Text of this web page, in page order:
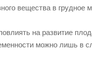
вещества в грудное
на развитие
можно лишь в